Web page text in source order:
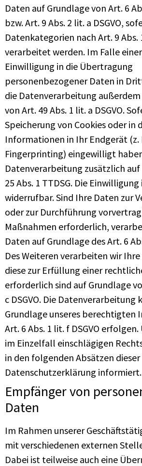
Daten auf Grundlage von Art. 6
bzw. Art. 9 Abs. 2 lit. a DSGVO,
Datenkategorien nach Art. 9 Abs.
verarbeitet werden. Im Falle
Einwilligung in die Übertragung
personenbezogener Daten in
die Datenverarbeitung
von Art. 49 Abs. 1 lit. a DSGVO.
Speicherung von Cookies oder in
Informationen in Ihr Endgerät (z.
Fingerprinting) eingewilligt
Datenverarbeitung zusätzlich auf
25 Abs. 1 TTDSG. Die
widerrufbar. Sind Ihre Daten zur
oder zur Durchführung
Maßnahmen erforderlich,
Daten auf Grundlage des Art. 6
Des Weiteren verarbeiten wir
diese zur Erfüllung einer
erforderlich sind auf Grundlage
c DSGVO. Die Datenverarbeitung
Grundlage unseres berechtigten
Art. 6 Abs. 1 lit. f DSGVO
im Einzelfall einschlägigen
in den folgenden Absätzen dieser
Datenschutzerklärung informiert.
Empfänger von
Daten
Im Rahmen unserer
mit verschiedenen externen
Dabei ist teilweise auch eine